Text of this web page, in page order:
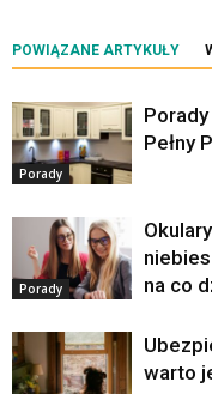
POWIĄZANE ARTYKUŁY
Porady
Pełny
Porady
na co
warto